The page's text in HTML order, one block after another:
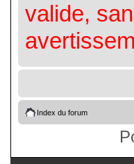
valide,
Index du forum